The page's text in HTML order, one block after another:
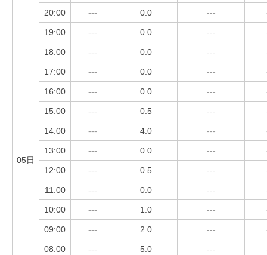
05日
20:00 --- 0.0 ---
19:00 --- 0.0 ---
18:00 --- 0.0 ---
17:00 --- 0.0 ---
16:00 --- 0.0 ---
15:00 --- 0.5 ---
14:00 --- 4.0 ---
13:00 --- 0.0 ---
12:00 --- 0.5 ---
11:00 --- 0.0 ---
10:00 --- 1.0 ---
09:00 --- 2.0 ---
08:00 --- 5.0 ---